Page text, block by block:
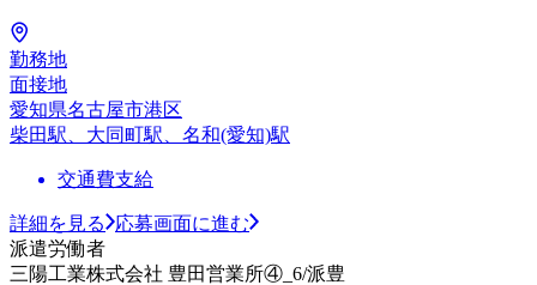
勤務地
面接地
愛知県名古屋市港区
柴田駅、大同町駅、名和(愛知)駅
交通費支給
詳細を見る
応募画面に進む
派遣労働者
三陽工業株式会社 豊田営業所④_6/派豊